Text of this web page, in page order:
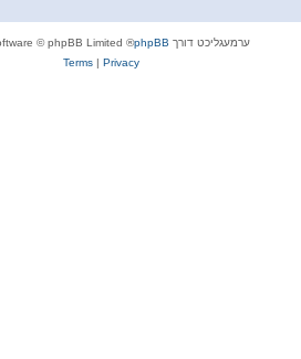
ערמעגליכט דורך phpBB
® Forum Software © phpBB Limited
Privacy
|
Terms